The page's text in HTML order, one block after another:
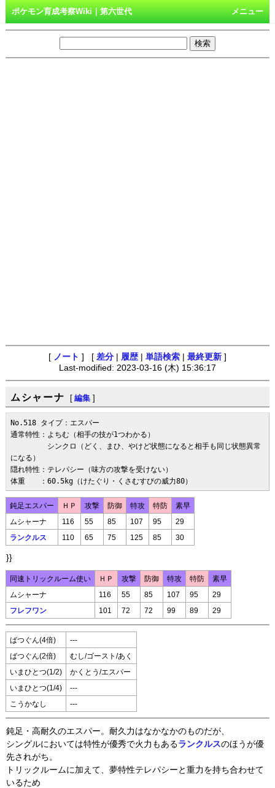
メニュー
ポケモン育成考察Wiki｜第六世代
[ ノート ] [ 差分 履歴 単語検索 最終更新 ]
Last-modified: 2023-03-16 (木) 15:36:17
ムシャーナ [ 編集 ]
No.518 タイプ：エスパー
通常特性：よちむ（相手の技が1つわかる）
シンクロ（どく、まひ、やけど状態になると相手も同じ状態異常
になる）
隠れ特性：テレパシー（味方の攻撃を受けない）
体重　　：60.5kg（けたぐり・くさむすびの威力80）
鈍足エスパー ＨＰ 攻撃 防御 特攻 特防 素早
ムシャーナ 116 55 85 107 95 29
ランクルス 110 65 75 125 85 30
}}
同速トリックルーム使い ＨＰ 攻撃 防御 特攻 特防 素早
ムシャーナ 116 55 85 107 95 29
フレフワン 101 72 72 99 89 29
ばつぐん(4倍) ---
ばつぐん(2倍) むし/ゴースト/あく
いまひとつ(1/2) かくとう/エスパー
いまひとつ(1/4) ---
こうかなし ---
鈍足・高耐久のエスパー。耐久力はなかなかのものだが、
シングルにおいては特性が優秀で火力もあるランクルスのほうが優
先されがち。
トリックルームに加えて、夢特性テレパシーと重力を持ち合わせて
いるため